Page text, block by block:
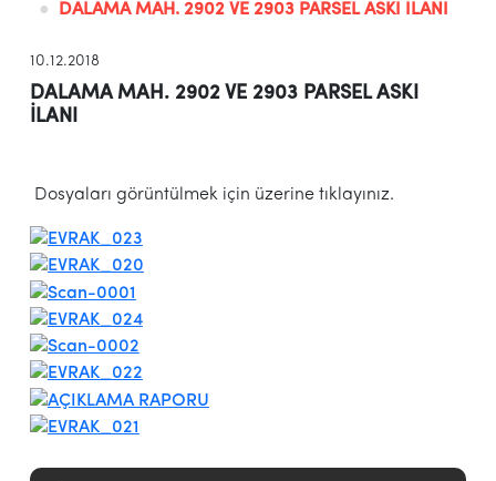
DALAMA MAH. 2902 VE 2903 PARSEL ASKI İLANI
10.12.2018
DALAMA MAH. 2902 VE 2903 PARSEL ASKI
İLANI
Dosyaları görüntülmek için üzerine tıklayınız.